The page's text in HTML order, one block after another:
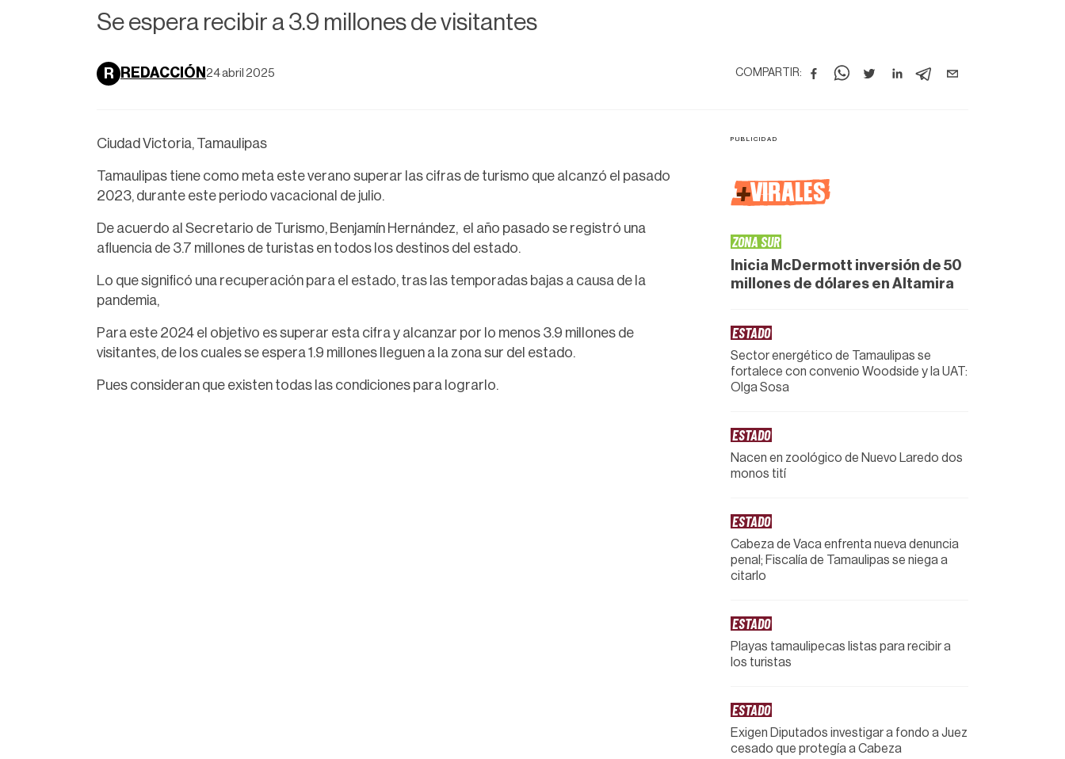
Se espera recibir a 3.9 millones de visitantes
R REDACCIÓN 24 abril 2025 COMPARTIR:
Ciudad Victoria, Tamaulipas
Tamaulipas tiene como meta este verano superar las cifras de turismo que alcanzó el pasado
2023, durante este periodo vacacional de julio.
De acuerdo al Secretario de Turismo, Benjamín Hernández, el año pasado se registró una
afluencia de 3.7 millones de turistas en todos los destinos del estado.
Lo que significó una recuperación para el estado, tras las temporadas bajas a causa de la
pandemia,
Para este 2024 el objetivo es superar esta cifra y alcanzar por lo menos 3.9 millones de
visitantes, de los cuales se espera 1.9 millones lleguen a la zona sur del estado.
Pues consideran que existen todas las condiciones para lograrlo.
+VIRALES
ZONA SUR
Inicia McDermott inversión de 50
millones de dólares en Altamira
ESTADO
Sector energético de Tamaulipas se
fortalece con convenio Woodside y la UAT:
Olga Sosa
ESTADO
Nacen en zoológico de Nuevo Laredo dos
monos tití
ESTADO
Cabeza de Vaca enfrenta nueva denuncia
penal; Fiscalía de Tamaulipas se niega a
citarlo
ESTADO
Playas tamaulipecas listas para recibir a
los turistas
ESTADO
Exigen Diputados investigar a fondo a Juez
cesado que protegía a Cabeza